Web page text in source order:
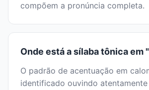
compõem a pronúncia completa.
Onde está a sílaba tônica em
O padrão de acentuação em
identificado ouvindo atentamente